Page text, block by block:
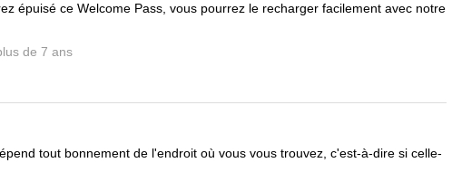
épuisé ce Welcome Pass, vous pourrez le recharger facilement avec notre
de 7 ans
tout bonnement de l'endroit où vous vous trouvez, c'est-à-dire si celle-